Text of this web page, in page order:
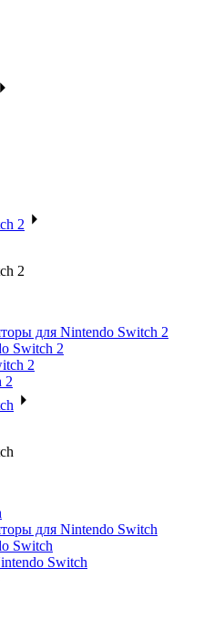
2
2
для Nintendo Switch 2
Switch 2
2
2
для Nintendo Switch
Switch
Switch